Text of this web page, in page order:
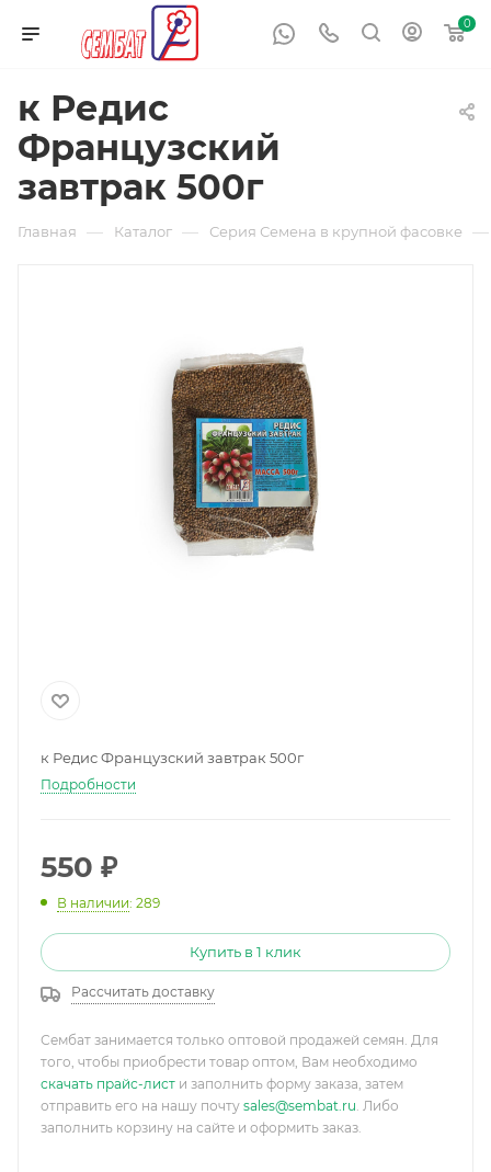
0
к Редис
Французский
завтрак 500г
Главная — Каталог — Серия Семена в крупной фасовке —
к Редис Французский завтрак 500г
Подробности
550 ₽
В наличии: 289
Купить в 1 клик
Рассчитать доставку
Сембат занимается только оптовой продажей семян. Для
того, чтобы приобрести товар оптом, Вам необходимо
скачать прайс-лист и заполнить форму заказа, затем
отправить его на нашу почту sales@sembat.ru. Либо
заполнить корзину на сайте и оформить заказ.